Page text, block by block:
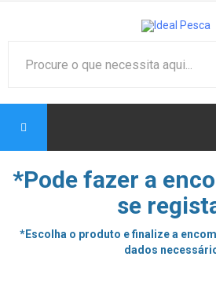
*Pode fazer a
se
*Escolha o produto e finalize a
dados